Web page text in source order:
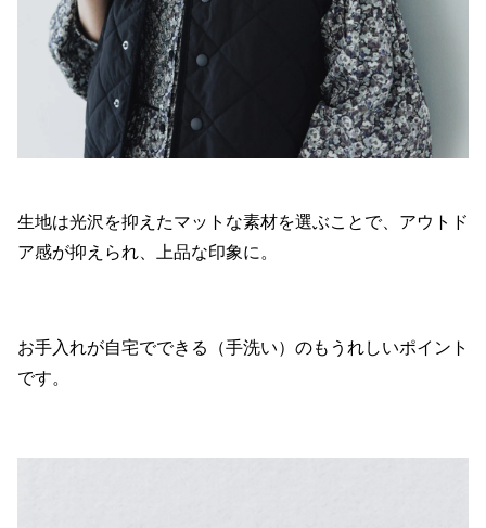
生地は光沢を抑えたマットな素材を選ぶことで、アウトド
ア感が抑えられ、上品な印象に。
お手入れが自宅でできる（手洗い）のもうれしいポイント
です。